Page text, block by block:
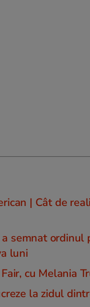
| Cât de
semnat ordinul
luni
cu Melania
la zidul